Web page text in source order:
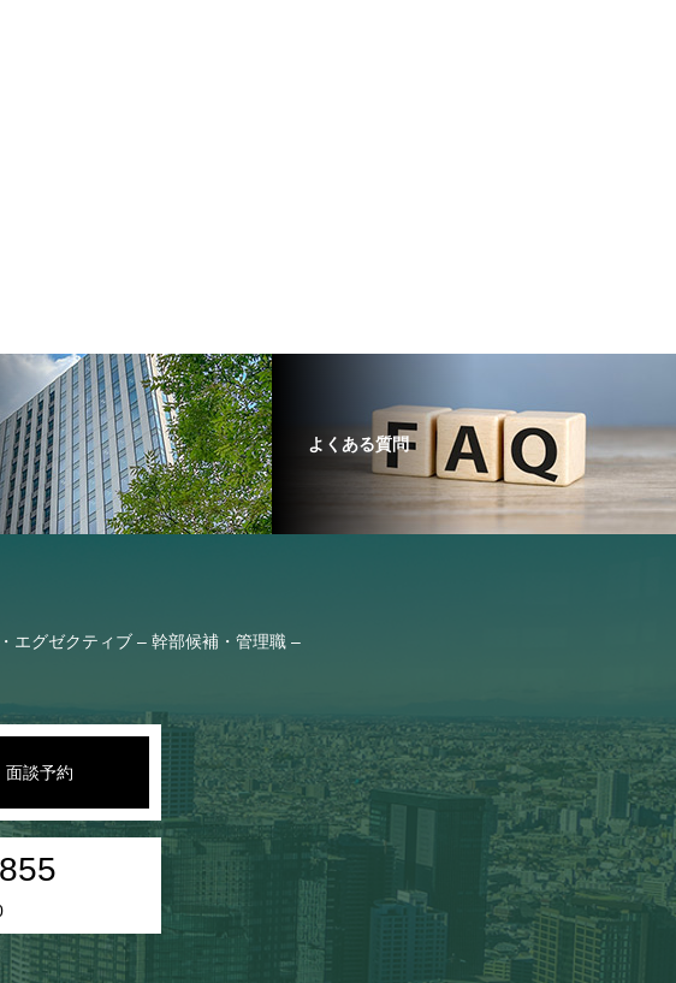
よくある質問
エグゼクティブ – 幹部候補・管理職 –
面談予約